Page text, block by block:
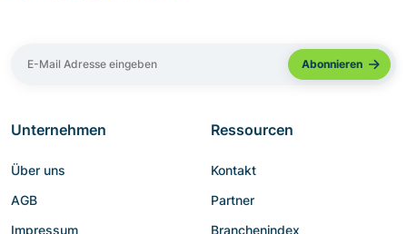
Unternehmen
Über uns
AGB
Impressum
Ressourcen
Kontakt
Partner
Branchenindex